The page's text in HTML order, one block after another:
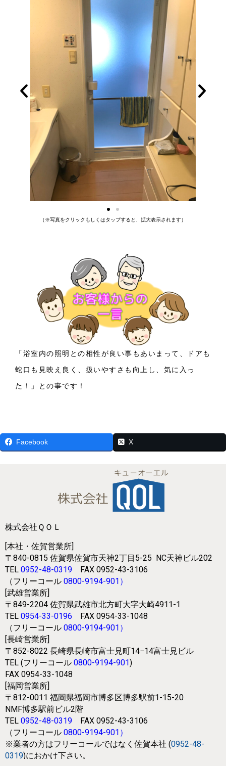
（※写真をクリックもしくはタップすると、拡大表示されます）
「浴室内の照明との相性が良い事もあいまって、ドアも
蛇口も見映え良く、扱いやすさも向上し、気に入っ
た！」との事です！
Facebook X
株式会社ＱＯＬ
[本社・佐賀営業所]
〒840-0815 佐賀県佐賀市天神2丁目5-25 NC天神ビル202
TEL 0952-48-0319
FAX 0952-43-3106
（フリーコール 0800-9194-901 ）
[武雄営業所]
〒849-2204 佐賀県武雄市北方町大字大崎4911-1
TEL 0954-33-0196
FAX 0954-33-1048
（フリーコール 0800-9194-901 ）
[長崎営業所]
〒852-8022 長崎県長崎市富士見町14−14富士見ビル
TEL (フリーコール 0800-9194-901)
FAX 0954-33-1048
[福岡営業所]
〒812-0011 福岡県福岡市博多区博多駅前1-15-20
NMF博多駅前ビル2階
TEL 0952-48-0319
FAX 0952-43-3106
（フリーコール 0800-9194-901 ）
※業者の方はフリーコールではなく 佐賀本社 (0952-48-
0319)におかけ下さい。